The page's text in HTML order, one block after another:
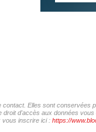
Elles sont conservées
d'accès aux données
vous inscrire ici : https://